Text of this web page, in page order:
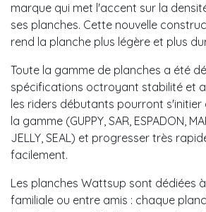
marque qui met l'accent sur la
ses planches. Cette nouvelle
rend la planche plus légère et plus
Toute la gamme de planches a été
spécifications octroyant stabilité et
les riders débutants pourront s'initier
la gamme (GUPPY, SAR, ESPADON,
JELLY, SEAL) et progresser très
facilement.
Les planches Wattsup sont dédiées
familiale ou entre amis : chaque